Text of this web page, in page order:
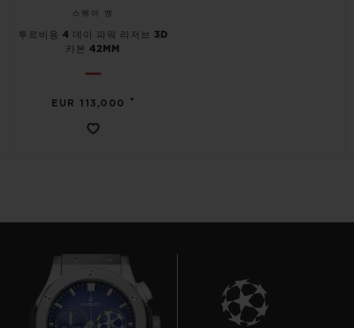
스퀘어 뱅
투르비용 4 데이 파워 리저브 3D
카본 42MM
EUR 113,000 •